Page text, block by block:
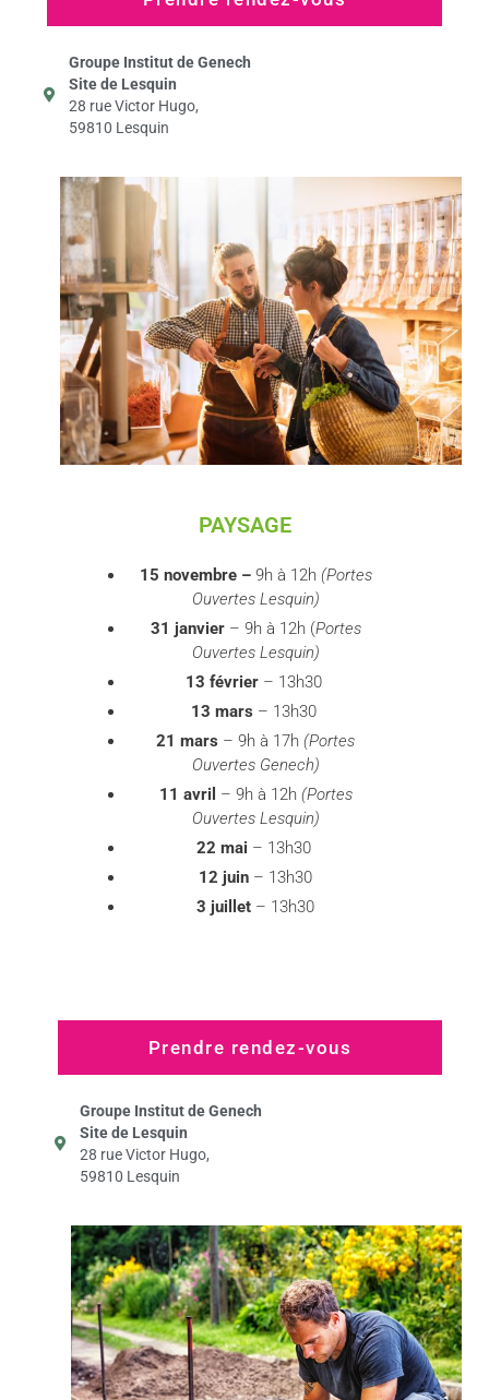
Groupe Institut de Genech
Site de Lesquin
28 rue Victor Hugo,
59810 Lesquin
PAYSAGE
15 novembre – 9h à 12h (Portes
Ouvertes Lesquin)
31 janvier – 9h à 12h (Portes
Ouvertes Lesquin)
13 février– 13h30
13 mars – 13h30
21 mars – 9h à 17h (Portes
Ouvertes Genech)
11 avril – 9h à 12h (Portes
Ouvertes Lesquin)
22 mai – 13h30
12 juin – 13h30
3 juillet – 13h30
Prendre rendez-vous
Groupe Institut de Genech
Site de Lesquin
28 rue Victor Hugo,
59810 Lesquin